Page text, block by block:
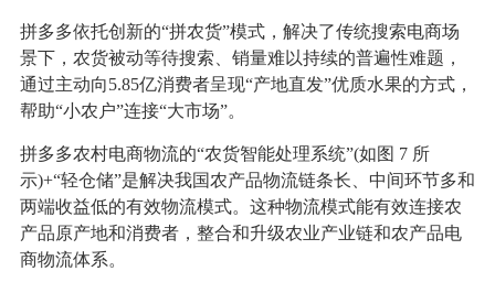
拼多多依托创新的“拼农货”模式，解决了传统搜索电商场
景下，农货被动等待搜索、销量难以持续的普遍性难题，
通过主动向5.85亿消费者呈现“产地直发”优质水果的方式，
帮助“小农户”连接“大市场”。
拼多多农村电商物流的“农货智能处理系统”(如图 7 所
示)+“轻仓储”是解决我国农产品物流链条长、中间环节多和
两端收益低的有效物流模式。这种物流模式能有效连接农
产品原产地和消费者，整合和升级农业产业链和农产品电
商物流体系。